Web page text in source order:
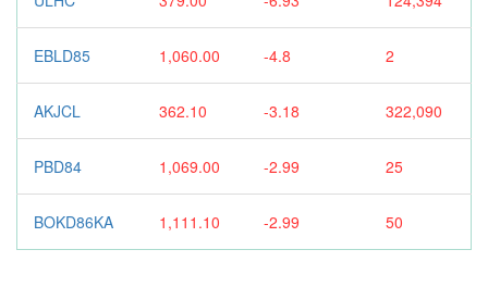
EBLD85 1,060.00 -4.8 2
AKJCL 362.10 -3.18 322,090
PBD84 1,069.00 -2.99 25
BOKD86KA 1,111.10 -2.99 50